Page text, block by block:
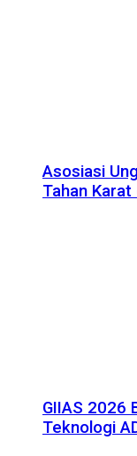
Asosiasi
Tahan
GIIAS 2026
Teknologi